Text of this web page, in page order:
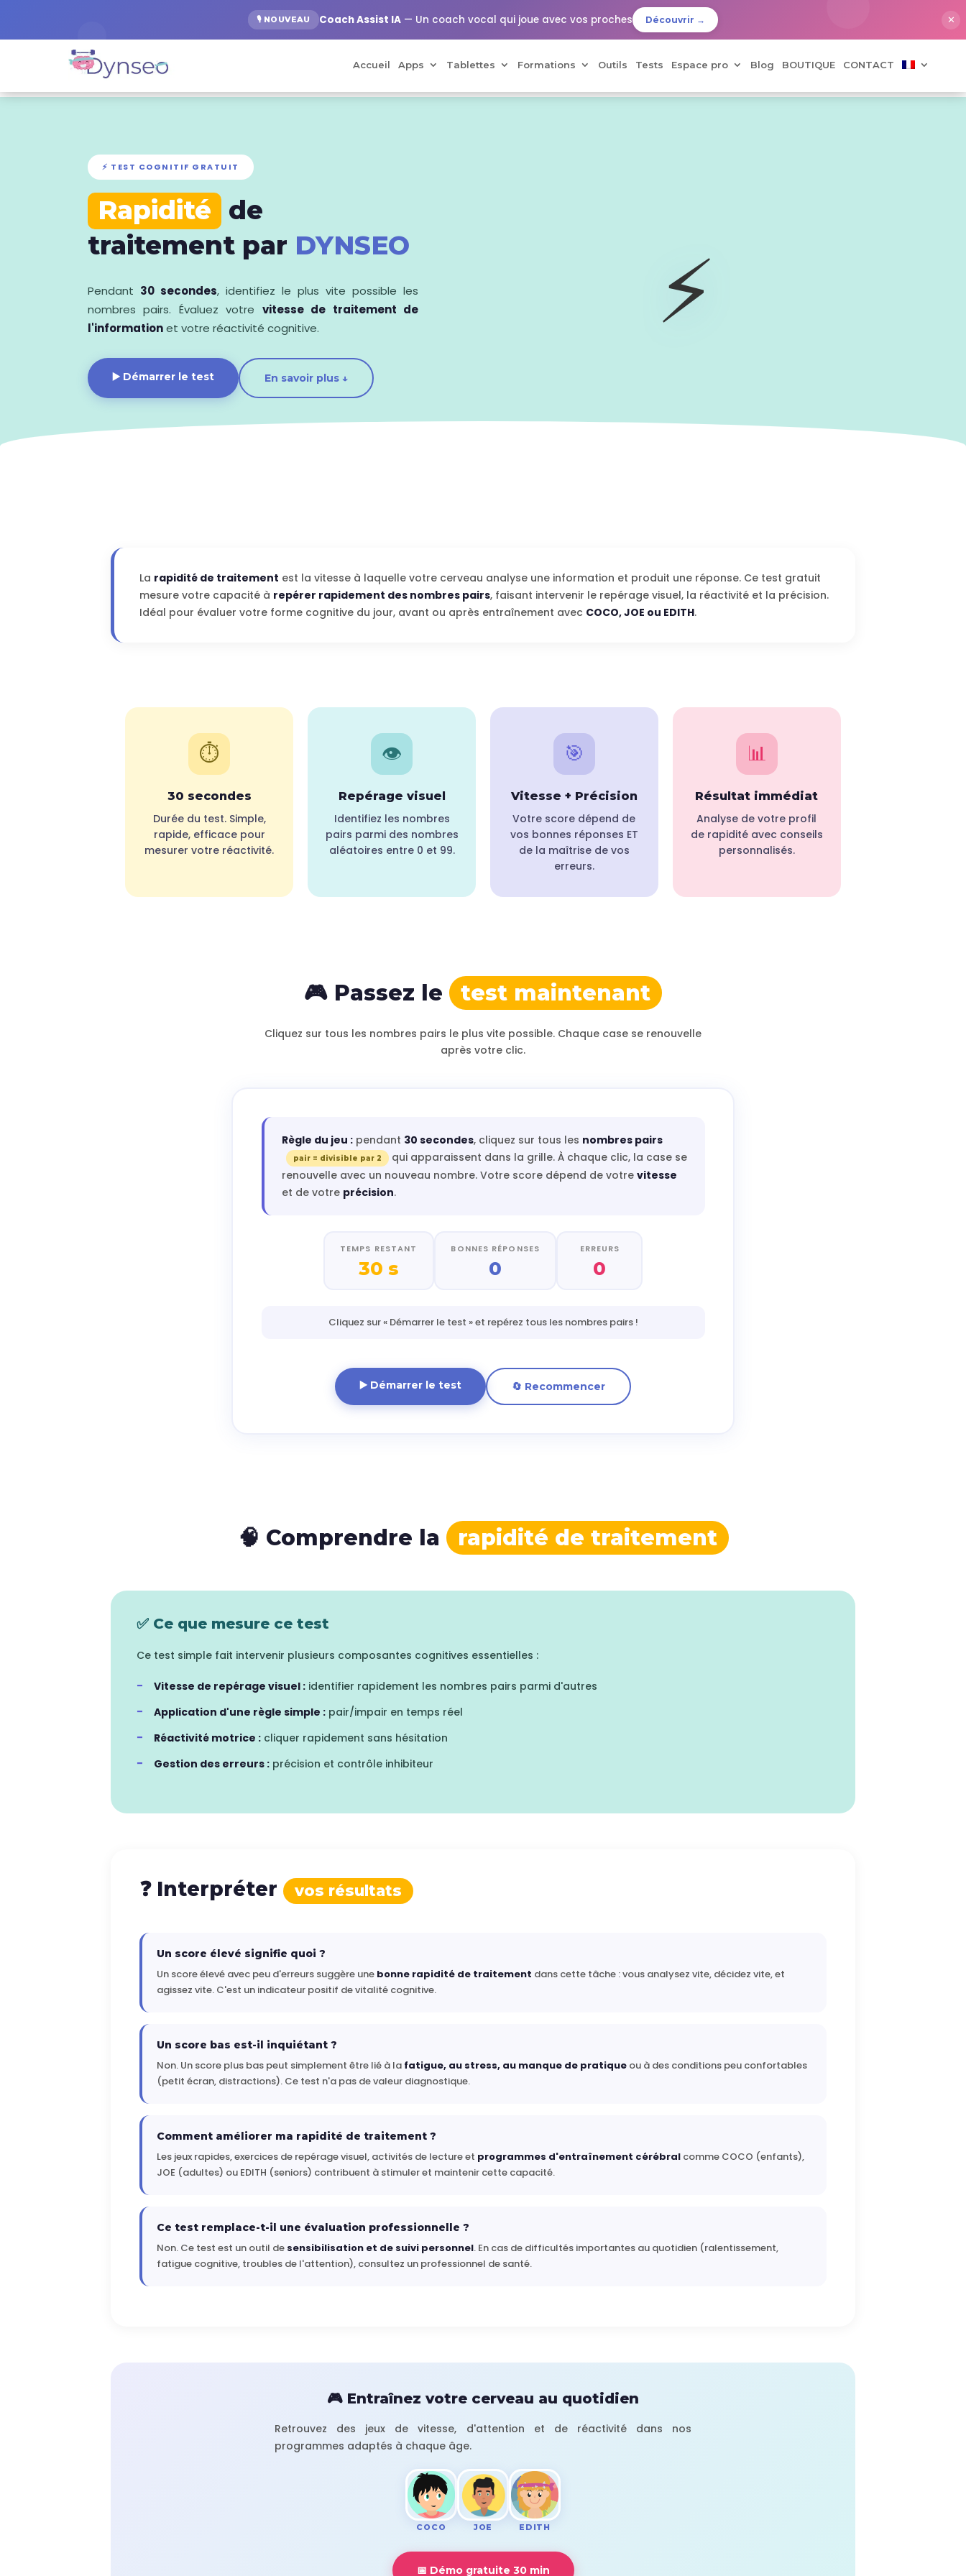
🎙️ NOUVEAU Coach Assist IA— Un coach vocal qui joue avec vos proches Découvrir → ✕
Accueil Apps Tablettes Formations Outils Tests Espace pro Blog BOUTIQUE CONTACT
⚡ TEST COGNITIF GRATUIT
Rapidité de
traitement par DYNSEO
Pendant 30 secondes, identifiez le plus vite possible les
nombres pairs. Évaluez votre vitesse de traitement de
l'informationet votre réactivité cognitive.
▶️ Démarrer le test En savoir plus ↓
⚡
La rapidité de traitement est la vitesse à laquelle votre cerveau analyse une information et produit une réponse. Ce test gratuit
mesure votre capacité à repérer rapidement des nombres pairs, faisant intervenir le repérage visuel, la réactivité et la précision.
Idéal pour évaluer votre forme cognitive du jour, avant ou après entraînement avec COCO, JOE ou EDITH.
⏱️
30 secondes
Durée du test. Simple,
rapide, efficace pour
mesurer votre réactivité.
👁️
Repérage visuel
Identifiez les nombres
pairs parmi des nombres
aléatoires entre 0 et 99.
🎯
Vitesse + Précision
Votre score dépend de
vos bonnes réponses ET
de la maîtrise de vos
erreurs.
📊
Résultat immédiat
Analyse de votre profil
de rapidité avec conseils
personnalisés.
🎮 Passez le test maintenant
Cliquez sur tous les nombres pairs le plus vite possible. Chaque case se renouvelle
après votre clic.
Règle du jeu :pendant 30 secondes, cliquez sur tous les nombres pairs
pair = divisible par 2
qui apparaissent dans la grille. À chaque clic, la case se
renouvelle avec un nouveau nombre. Votre score dépend de votre vitesse
et de votre précision.
TEMPS RESTANT
30 s
BONNES RÉPONSES
0
ERREURS
0
Cliquez sur « Démarrer le test » et repérez tous les nombres pairs !
▶️ Démarrer le test 🔄 Recommencer
🧠 Comprendre la rapidité de traitement
✅ Ce que mesure ce test
Ce test simple fait intervenir plusieurs composantes cognitives essentielles :
Vitesse de repérage visuel : identifier rapidement les nombres pairs parmi d'autres
Application d'une règle simple : pair/impair en temps réel
Réactivité motrice : cliquer rapidement sans hésitation
Gestion des erreurs : précision et contrôle inhibiteur
❓ Interpréter vos résultats
Un score élevé signifie quoi ?
Un score élevé avec peu d'erreurs suggère une bonne rapidité de traitement dans cette tâche : vous analysez vite, décidez vite, et
agissez vite. C'est un indicateur positif de vitalité cognitive.
Un score bas est-il inquiétant ?
Non. Un score plus bas peut simplement être lié à la fatigue, au stress, au manque de pratique ou à des conditions peu confortables
(petit écran, distractions). Ce test n'a pas de valeur diagnostique.
Comment améliorer ma rapidité de traitement ?
Les jeux rapides, exercices de repérage visuel, activités de lecture et programmes d'entraînement cérébral comme COCO (enfants),
JOE (adultes) ou EDITH (seniors) contribuent à stimuler et maintenir cette capacité.
Ce test remplace-t-il une évaluation professionnelle ?
Non. Ce test est un outil de sensibilisation et de suivi personnel. En cas de difficultés importantes au quotidien (ralentissement,
fatigue cognitive, troubles de l'attention), consultez un professionnel de santé.
🎮 Entraînez votre cerveau au quotidien
Retrouvez des jeux de vitesse, d'attention et de réactivité dans nos
programmes adaptés à chaque âge.
COCO JOE EDITH
📅 Démo gratuite 30 min